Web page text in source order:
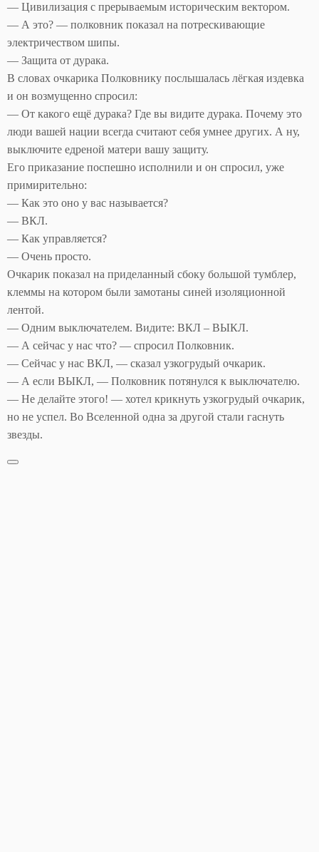
— Цивилизация с прерываемым историческим вектором.
— А это? — полковник показал на потрескивающие
электричеством шипы.
— Защита от дурака.
В словах очкарика Полковнику послышалась лёгкая издевка
и он возмущенно спросил:
— От какого ещё дурака? Где вы видите дурака. Почему это
люди вашей нации всегда считают себя умнее других. А ну,
выключите едреной матери вашу защиту.
Его приказание поспешно исполнили и он спросил, уже
примирительно:
— Как это оно у вас называется?
— ВКЛ.
— Как управляется?
— Очень просто.
Очкарик показал на приделанный сбоку большой тумблер,
клеммы на котором были замотаны синей изоляционной
лентой.
— Одним выключателем. Видите: ВКЛ – ВЫКЛ.
— А сейчас у нас что? — спросил Полковник.
— Сейчас у нас ВКЛ, — сказал узкогрудый очкарик.
— А если ВЫКЛ, — Полковник потянулся к выключателю.
— Не делайте этого! — хотел крикнуть узкогрудый очкарик,
но не успел. Во Вселенной одна за другой стали гаснуть
звезды.